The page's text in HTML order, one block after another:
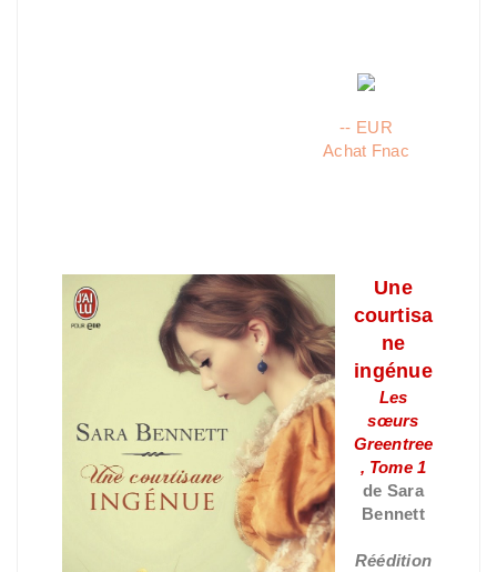
-- EUR
Achat Fnac
Une
courtisa
ne
ingénue
Les
sœurs
Greentree
, Tome 1
de Sara
Bennett
Réédition